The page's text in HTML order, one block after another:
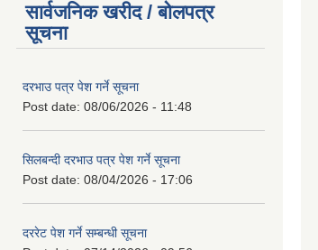
सार्वजनिक खरीद / बोलपत्र
सूचना
दरभाउ पत्र पेश गर्ने सूचना
Post date: 08/06/2026 - 11:48
सिलबन्दी दरभाउ पत्र पेश गर्ने सूचना
Post date: 08/04/2026 - 17:06
दररेट पेश गर्ने सम्बन्धी सूचना